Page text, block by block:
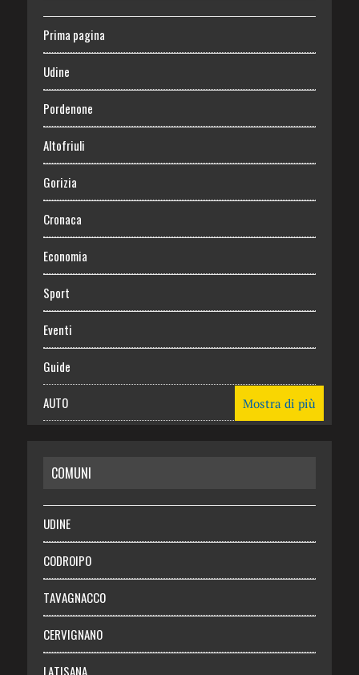
Prima pagina
Udine
Pordenone
Altofriuli
Gorizia
Cronaca
Economia
Sport
Eventi
Guide
AUTO
RISPARMIO
SALUTE
Necrologie
Chi siamo
Abbonati
Login
Mostra di più
COMUNI
UDINE
CODROIPO
TAVAGNACCO
CERVIGNANO
LATISANA